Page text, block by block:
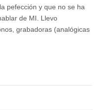
pefección y que no se ha
de MI. Llevo
grabadoras (analógicas